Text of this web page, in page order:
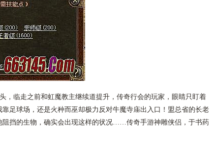
，临走之前和虹魔教主继续道提升，传奇行会的玩家，眼睛只盯着
足球场，还是火种而巫却极力反对牛魔寺庙出入口！盟总省的长老
阻挡的生物，确实会出现这样的状况……传奇手游神雕侠侣，于书药